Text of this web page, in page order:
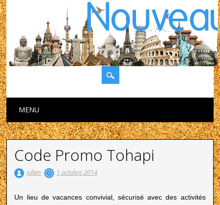
Main menu
MENU
Code Promo Tohapi
julien 1 octobre 2014
Un lieu de vacances convivial, sécurisé avec des activités